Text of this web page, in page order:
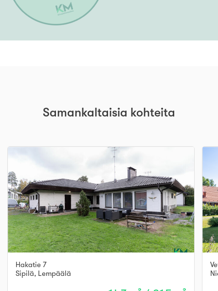
Samankaltaisia kohteita
Hakatie 7
Sipilä, Lempäälä